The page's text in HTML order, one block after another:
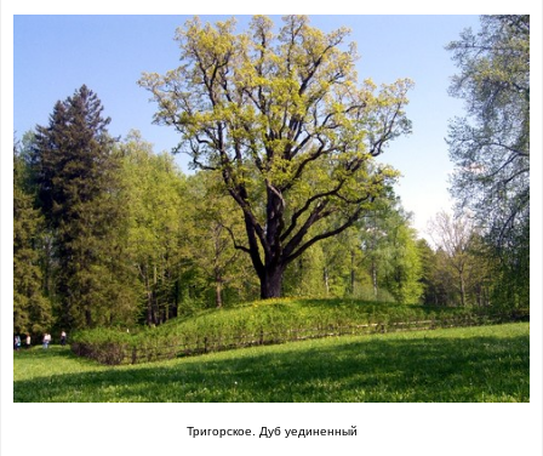
Тригорское. Дуб уединенный